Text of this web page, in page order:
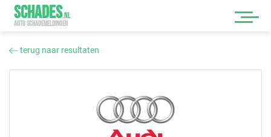
SCHADES.NL
AUTO SCHADEMELDINGEN
terug naar resultaten